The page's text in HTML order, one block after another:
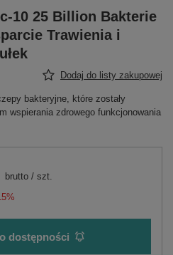
10 25 Billion Bakterie
Trawienia i
Dodaj do listy zakupowej
bakteryjne, które zostały
wspierania zdrowego funkcjonowania
brutto / szt.
dostępności